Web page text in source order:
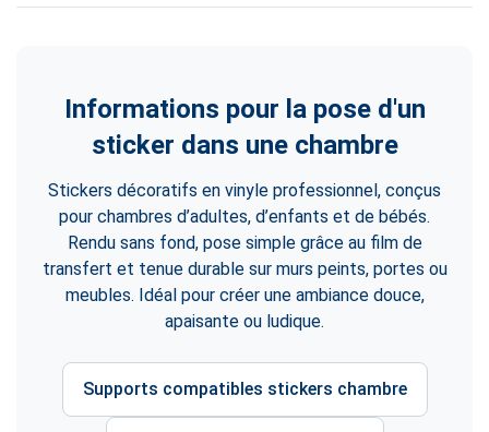
Informations pour la pose d'un
sticker dans une chambre
Stickers décoratifs en vinyle professionnel, conçus
pour chambres d’adultes, d’enfants et de bébés.
Rendu sans fond, pose simple grâce au film de
transfert et tenue durable sur murs peints, portes ou
meubles. Idéal pour créer une ambiance douce,
apaisante ou ludique.
Supports compatibles stickers chambre